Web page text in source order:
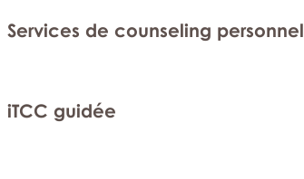
Services de counseling personnel
iTCC guidée